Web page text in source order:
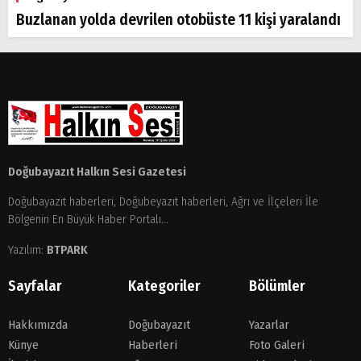
Buzlanan yolda devrilen otobüste 11 kişi yaralandı
Doğubayazıt Halkın Sesi Gazetesi
Doğubayazıt haberleri, Doğubeyazıt haberleri, Ağrı ve İlçeleri İle
Bölgenin En Büyük Haber Portalı...
Yazılım: BTPARK
Sayfalar
Hakkımızda
Künye
Kategoriler
Doğubayazıt
Haberleri
Bölümler
Yazarlar
Foto Galeri
Arama
Popüler
Ağrı